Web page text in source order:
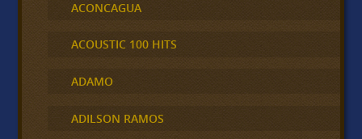
ACONCAGUA
ACOUSTIC 100 HITS
ADAMO
ADILSON RAMOS